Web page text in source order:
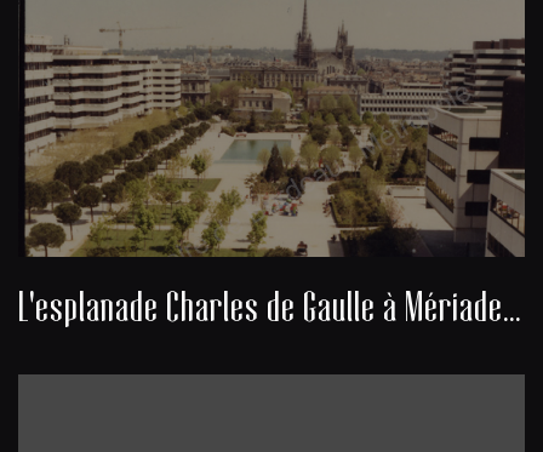
L'esplanade Charles de Gaulle à Mériadeck